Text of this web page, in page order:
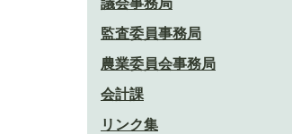
監査委員事務局
農業委員会事務局
会計課
リンク集